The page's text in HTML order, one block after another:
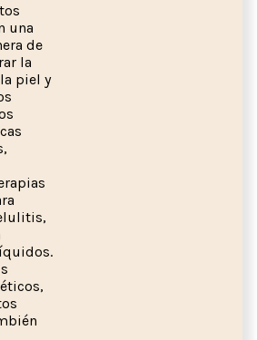
una
de
la
piel y